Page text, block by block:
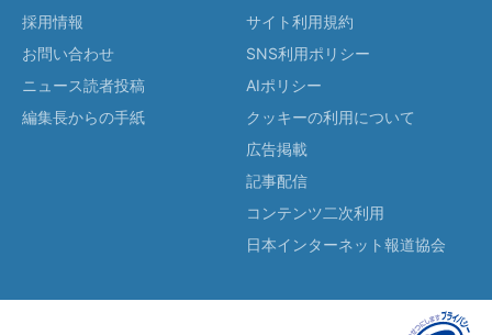
採用情報
お問い合わせ
ニュース読者投稿
編集長からの手紙
サイト利用規約
SNS利用ポリシー
AIポリシー
クッキーの利用について
広告掲載
記事配信
コンテンツ二次利用
日本インターネット報道協会